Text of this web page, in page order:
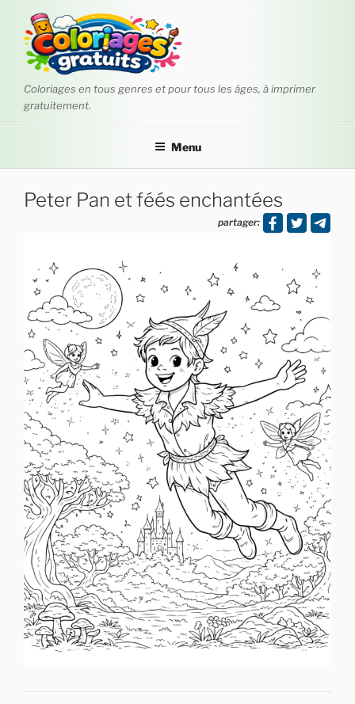
contenu
principal
Coloriages en tous genres et pour tous les âges, à imprimer
gratuitement.
Menu
Peter Pan et féés enchantées
partager: